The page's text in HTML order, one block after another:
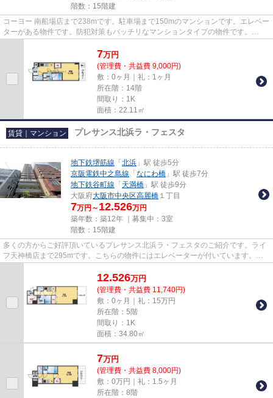
階数：15階建
コーヨー 南船場店まで238mです。駐車場まで150mのマンションです。エレベー
ターがある物件です。防犯対策もバッチリなマンションタイプの物件です。
7万円
(管理費・共益費 9,000円)
敷：0ヶ月｜礼：1ヶ月
所在階：14階
間取り：1K
面積：22.11㎡
賃貸｜マンション プレサンス北浜ラ・フェスタ
地下鉄堺筋線 「 北浜 」駅 徒歩5分
京阪電鉄中之島線 「 なにわ橋 」駅 徒歩7分
地下鉄谷町線 「 天満橋 」駅 徒歩9分
大阪府大阪市中央区高麗橋 １丁目
7万円～ 12.526万円
築年数：築12年 ｜募集中： 3室
階数：15階建
多くの方からご好評頂いているプレサンス北浜ラ・フェスタのご紹介です。ライ
フ天神橋店まで295mです。こちらの物件にはエレベーターが付いています。駅
12.526万円
(管理費・共益費 11,740円)
敷：0ヶ月｜礼：15万円
所在階：5階
間取り：1K
面積：34.80㎡
7万円
(管理費・共益費 8,000円)
敷：0万円｜礼：1.5ヶ月
所在階：8階